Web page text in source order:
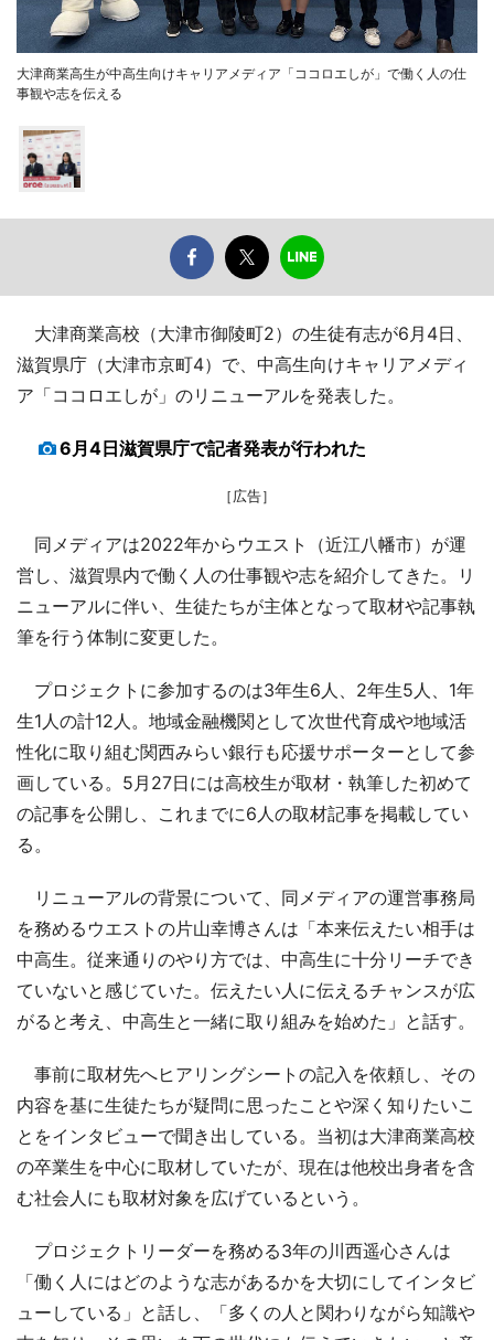
大津商業高生が中高生向けキャリアメディア「ココロエしが」で働く人の仕
事観や志を伝える
大津商業高校（大津市御陵町2）の生徒有志が6月4日、
滋賀県庁（大津市京町4）で、中高生向けキャリアメディ
ア「ココロエしが」のリニューアルを発表した。
6月4日滋賀県庁で記者発表が行われた
［広告］
同メディアは2022年からウエスト（近江八幡市）が運
営し、滋賀県内で働く人の仕事観や志を紹介してきた。リ
ニューアルに伴い、生徒たちが主体となって取材や記事執
筆を行う体制に変更した。
プロジェクトに参加するのは3年生6人、2年生5人、1年
生1人の計12人。地域金融機関として次世代育成や地域活
性化に取り組む関西みらい銀行も応援サポーターとして参
画している。5月27日には高校生が取材・執筆した初めて
の記事を公開し、これまでに6人の取材記事を掲載してい
る。
リニューアルの背景について、同メディアの運営事務局
を務めるウエストの片山幸博さんは「本来伝えたい相手は
中高生。従来通りのやり方では、中高生に十分リーチでき
ていないと感じていた。伝えたい人に伝えるチャンスが広
がると考え、中高生と一緒に取り組みを始めた」と話す。
事前に取材先へヒアリングシートの記入を依頼し、その
内容を基に生徒たちが疑問に思ったことや深く知りたいこ
とをインタビューで聞き出している。当初は大津商業高校
の卒業生を中心に取材していたが、現在は他校出身者を含
む社会人にも取材対象を広げているという。
プロジェクトリーダーを務める3年の川西遥心さんは
「働く人にはどのような志があるかを大切にしてインタビ
ューしている」と話し、「多くの人と関わりながら知識や